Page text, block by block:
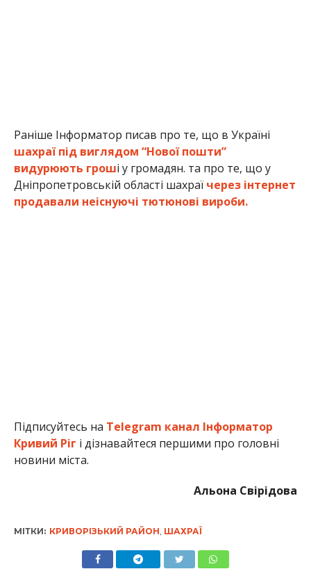
Раніше Інформатор писав про те, що в Україні
шахраї під виглядом “Нової пошти”
видурюють гроші у громадян. та про те, що у
Дніпропетровській області шахраї через інтернет
продавали неіснуючі тютюнові вироби.
Підписуйтесь на Telegram канал Інформатор
Кривий Ріг і дізнавайтеся першими про головні
новини міста.
Альона Свірідова
МІТКИ: КРИВОРІЗЬКИЙ РАЙОН ШАХРАЇ